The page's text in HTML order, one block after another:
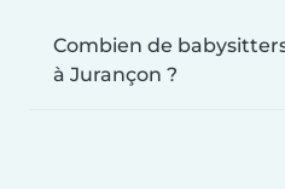
Combien de
à Jurançon ?